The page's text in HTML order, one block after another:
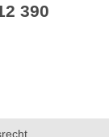
390